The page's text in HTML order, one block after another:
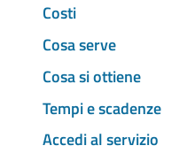
Costi
Cosa serve
Cosa si ottiene
Tempi e scadenze
Accedi al servizio